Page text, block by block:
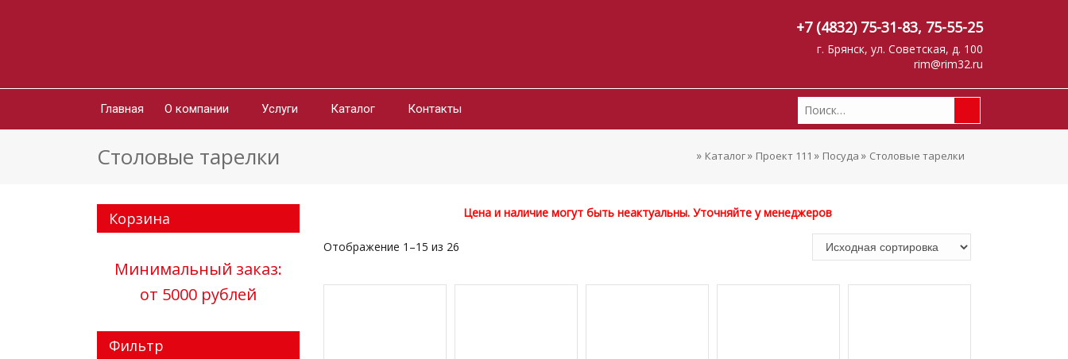
+7 (4832) 75-31-83, 75-55-25
г. Брянск, ул. Советская, д. 100
rim@rim32.ru
Главная О компании Услуги Каталог Контакты
Столовые тарелки » Каталог» Проект 111 » Посуда » Столовые тарелки
Корзина
Минимальный заказ:
от 5000 рублей
Фильтр
Цена и наличие могут быть неактуальны. Уточняйте у менеджеров
Отображение 1–15 из 26